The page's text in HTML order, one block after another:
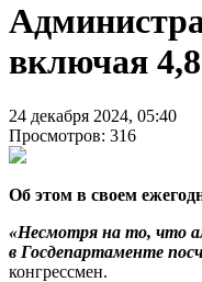
включая
24 декабря 2024, 05:40
Просмотров: 316
Об этом в своем
«Несмотря на то, что
в Госдепартаменте
конгрессмен.